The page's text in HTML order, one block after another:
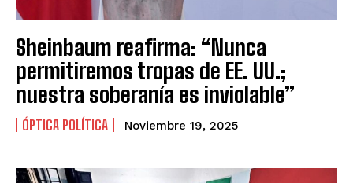
Sheinbaum reafirma: “Nunca
permitiremos tropas de EE. UU.;
nuestra soberanía es inviolable”
ÓPTICA POLÍTICA Noviembre 19, 2025